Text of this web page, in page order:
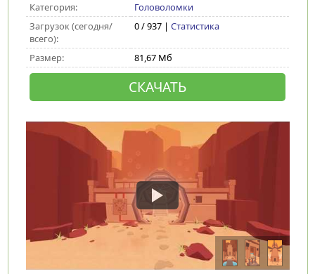
Категория:
Головоломки
Загрузок (сегодня/
всего):
0 / 937 | Статистика
Размер: 81,67 Мб
СКАЧАТЬ